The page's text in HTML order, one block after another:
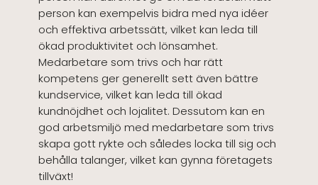
person kan exempelvis bidra med nya idéer
och effektiva arbetssätt, vilket kan leda till
ökad produktivitet och lönsamhet.
Medarbetare som trivs och har rätt
kompetens ger generellt sett även bättre
kundservice, vilket kan leda till ökad
kundnöjdhet och lojalitet. Dessutom kan en
god arbetsmiljö med medarbetare som trivs
skapa gott rykte och således locka till sig och
behålla talanger, vilket kan gynna företagets
tillväxt!